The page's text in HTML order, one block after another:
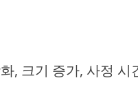
, 크기 증가, 사정